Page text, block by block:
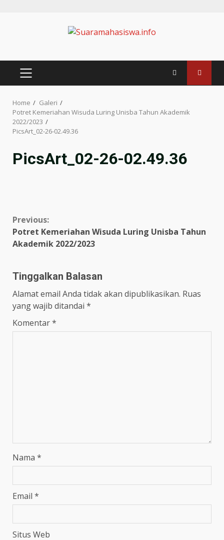
Home
Galeri
Potret Kemeriahan Wisuda Luring Unisba Tahun Akademik
2022/2023
PicsArt_02-26-02.49.36
PicsArt_02-26-02.49.36
Previous:
Potret Kemeriahan Wisuda Luring Unisba Tahun
Akademik 2022/2023
Tinggalkan Balasan
Alamat email Anda tidak akan dipublikasikan. Ruas
yang wajib ditandai *
Komentar*
Nama *
Email *
Situs Web